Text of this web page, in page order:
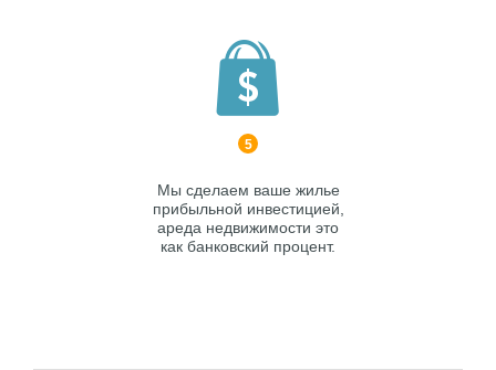
5
Мы сделаем ваше жилье
прибыльной инвестицией,
ареда недвижимости это
как банковский процент.